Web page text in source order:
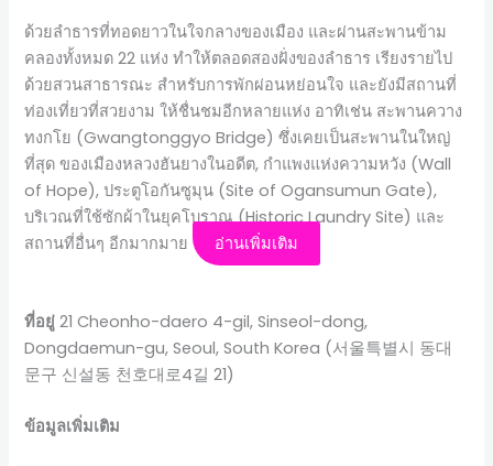
ด้วยลำธารที่ทอดยาวในใจกลางของเมือง และผ่านสะพานข้าม
คลองทั้งหมด 22 แห่ง ทำให้ตลอดสองฝั่งของลำธาร เรียงรายไป
ด้วยสวนสาธารณะ สำหรับการพักผ่อนหย่อนใจ และยังมีสถานที่
ท่องเที่ยวที่สวยงาม ให้ชื่นชมอีกหลายแห่ง อาทิเช่น สะพานควาง
ทงกโย (Gwangtonggyo Bridge) ซึ่งเคยเป็นสะพานในใหญ่
ที่สุด ของเมืองหลวงฮันยางในอดีต, กำแพงแห่งความหวัง (Wall
of Hope), ประตูโอกันซูมุน (Site of Ogansumun Gate),
บริเวณที่ใช้ซักผ้าในยุคโบราณ (Historic Laundry Site) และ
สถานที่อื่นๆ อีกมากมาย
อ่านเพิ่มเติม
ที่อยู่21 Cheonho-daero 4-gil, Sinseol-dong,
Dongdaemun-gu, Seoul, South Korea (서울특별시 동대
문구 신설동 천호대로4길 21)
ข้อมูลเพิ่มเติม